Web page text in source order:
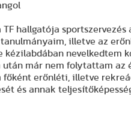
TF hallgatója
illetve az
nevelkedtem
után már nem folytattam
főként erőnléti, illetve
és annak